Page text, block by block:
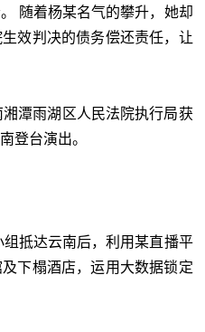
随着杨某名气的攀升，她却
效判决的债务偿还责任，让
潭雨湖区人民法院执行局获
登台演出。
抵达云南后，利用某直播平
下榻酒店，运用大数据锁定